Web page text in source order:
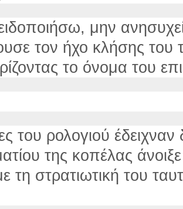
μην
τον ήχο κλήσης
το όνομα του
του ρολογιού
της κοπέλας
τη στρατιωτική του